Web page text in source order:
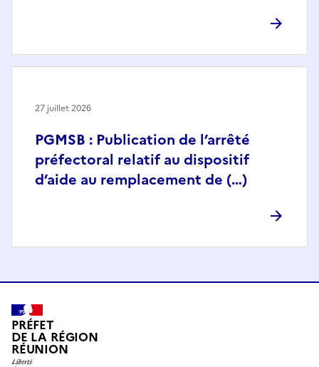
PGMSB : Publication de l’arrêté
préfectoral relatif au dispositif
d’aide au remplacement de (…)
27 juillet 2026
PRÉFET
DE LA RÉGION
RÉUNION